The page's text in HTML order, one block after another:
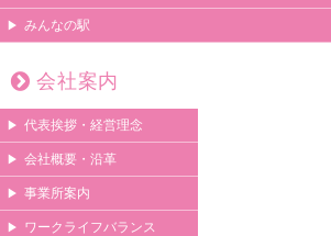
みんなの駅
会社案内
代表挨拶・経営理念
会社概要・沿革
事業所案内
ワークライフバランス